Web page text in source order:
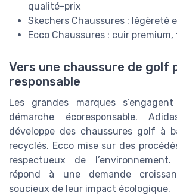
qualité-prix
Skechers Chaussures : légèreté
Ecco Chaussures : cuir
Vers une chaussure de golf
responsable
Les grandes marques
démarche écoresponsable.
développe des chaussures golf à
recyclés. Ecco mise sur des
respectueux de
répond à une demande
soucieux de leur impact écologique.